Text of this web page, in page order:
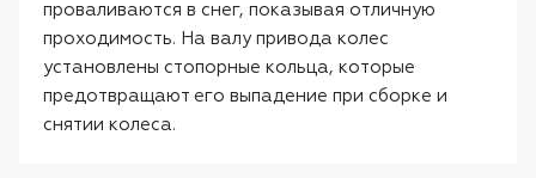
проваливаются в снег, показывая отличную
проходимость. На валу привода колес
установлены стопорные кольца, которые
предотвращают его выпадение при сборке и
снятии колеса.